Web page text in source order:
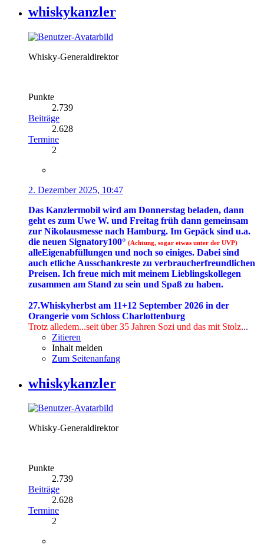
whiskykanzler
Whisky-Generaldirektor
Punkte
2.739
Beiträge
2.628
Termine
2
2. Dezember 2025, 10:47
Das Kanzlermobil wird am Donnerstag beladen, dann
geht es zum Uwe W. und Freitag früh dann gemeinsam
zur Nikolausmesse nach Hamburg. Im Gepäck sind u.a.
die neuen Signatory100° (Achtung, sogar etwas unter der UVP)
alleEigenabfüllungen und noch so einiges. Dabei sind
auch etliche Ausschankreste zu verbraucherfreundlichen
Preisen. Ich freue mich mit meinem Lieblingskollegen
zusammen am Stand zu sein und Spaß zu haben.
27.Whiskyherbst am 11+12 September 2026 in der
Orangerie vom Schloss Charlottenburg
Trotz alledem...seit über 35 Jahren Sozi und das mit Stolz...
Zitieren
Inhalt melden
Zum Seitenanfang
whiskykanzler
Whisky-Generaldirektor
Punkte
2.739
Beiträge
2.628
Termine
2